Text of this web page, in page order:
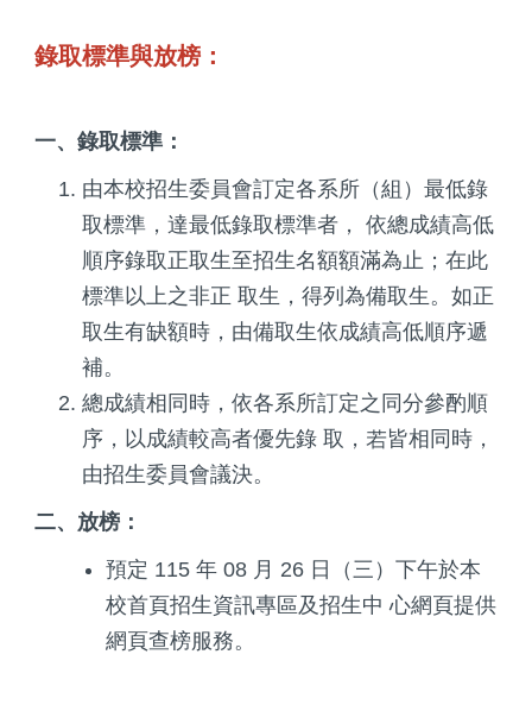
錄取標準與放榜：
一、錄取標準：
由本校招生委員會訂定各系所（組）最低錄
取標準，達最低錄取標準者， 依總成績高低
順序錄取正取生至招生名額額滿為止；在此
標準以上之非正 取生，得列為備取生。如正
取生有缺額時，由備取生依成績高低順序遞
補。
總成績相同時，依各系所訂定之同分參酌順
序，以成績較高者優先錄 取，若皆相同時，
由招生委員會議決。
二、放榜：
預定 115 年 08 月 26 日（三）下午於本
校首頁招生資訊專區及招生中 心網頁提供
網頁查榜服務。